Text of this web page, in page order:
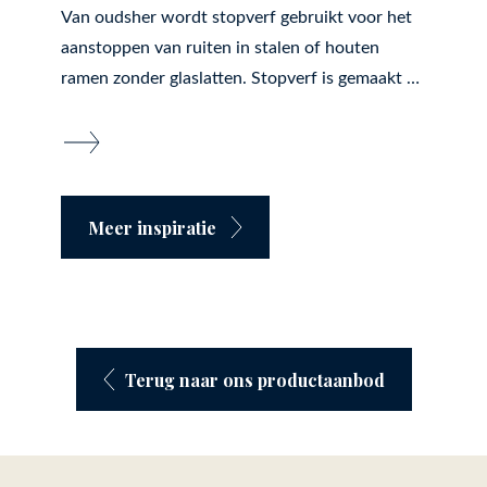
Van oudsher wordt stopverf gebruikt voor het
aanstoppen van ruiten in stalen of houten
ramen zonder glaslatten. Stopverf is gemaakt …
Meer inspiratie
Terug naar ons productaanbod